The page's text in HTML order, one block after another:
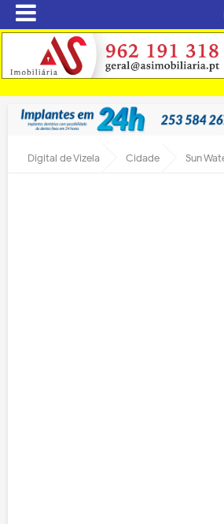
Digital de Vizela Cidade Sun Water